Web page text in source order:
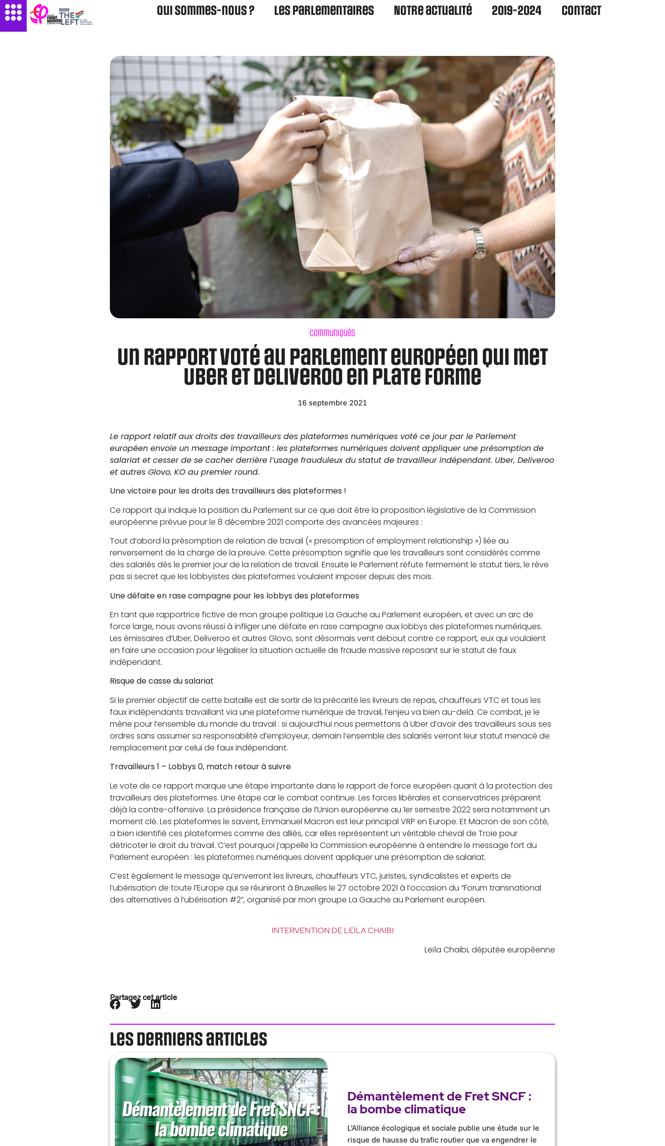
Qui sommes-nous ? Les parlementaires Notre actualité 2019-2024 Contact
Communiqués
Un rapport voté au Parlement européen qui met
Uber et Deliveroo en plate forme
16 septembre 2021
Le rapport relatif aux droits des travailleurs des plateformes numériques voté ce jour par le Parlement
européen envoie un message important : les plateformes numériques doivent appliquer une présomption de
salariat et cesser de se cacher derrière l’usage frauduleux du statut de travailleur indépendant. Uber, Deliveroo
et autres Glovo, KO au premier round.
Une victoire pour les droits des travailleurs des plateformes !
Ce rapport qui indique la position du Parlement sur ce que doit être la proposition législative de la Commission
européenne prévue pour le 8 décembre 2021 comporte des avancées majeures :
Tout d’abord la présomption de relation de travail (« presomption of employment relationship ») liée au
renversement de la charge de la preuve. Cette présomption signifie que les travailleurs sont considérés comme
des salariés dès le premier jour de la relation de travail. Ensuite le Parlement réfute fermement le statut tiers, le rêve
pas si secret que les lobbyistes des plateformes voulaient imposer depuis des mois.
Une défaite en rase campagne pour les lobbys des plateformes
En tant que rapportrice fictive de mon groupe politique La Gauche au Parlement européen, et avec un arc de
force large, nous avons réussi à infliger une défaite en rase campagne aux lobbys des plateformes numériques.
Les émissaires d’Uber, Deliveroo et autres Glovo, sont désormais vent debout contre ce rapport, eux qui voulaient
en faire une occasion pour légaliser la situation actuelle de fraude massive reposant sur le statut de faux
indépendant.
Risque de casse du salariat
Si le premier objectif de cette bataille est de sortir de la précarité les livreurs de repas, chauffeurs VTC et tous les
faux indépendants travaillant via une plateforme numérique de travail, l’enjeu va bien au-delà. Ce combat, je le
mène pour l’ensemble du monde du travail : si aujourd’hui nous permettons à Uber d’avoir des travailleurs sous ses
ordres sans assumer sa responsabilité d’employeur, demain l’ensemble des salariés verront leur statut menacé de
remplacement par celui de faux indépendant.
Travailleurs 1 – Lobbys 0, match retour à suivre
Le vote de ce rapport marque une étape importante dans le rapport de force européen quant à la protection des
travailleurs des plateformes. Une étape car le combat continue. Les forces libérales et conservatrices préparent
déjà la contre-offensive. La présidence française de l’Union européenne au 1er semestre 2022 sera notamment un
moment clé. Les plateformes le savent, Emmanuel Macron est leur principal VRP en Europe. Et Macron de son côté,
a bien identifié ces plateformes comme des alliés, car elles représentent un véritable cheval de Troie pour
détricoter le droit du travail. C’est pourquoi j’appelle la Commission européenne à entendre le message fort du
Parlement européen : les plateformes numériques doivent appliquer une présomption de salariat.
C’est également le message qu’enverront les livreurs, chauffeurs VTC, juristes, syndicalistes et experts de
l’ubérisation de toute l’Europe qui se réuniront à Bruxelles le 27 octobre 2021 à l’occasion du “Forum transnational
des alternatives à l’ubérisation #2”, organisé par mon groupe La Gauche au Parlement européen.
INTERVENTION DE LEÏLA CHAIBI
Leïla Chaibi, députée européenne
Partagez cet article
Les derniers articles
Démantèlement de Fret SNCF :
la bombe climatique
L’Alliance écologique et sociale publie une étude sur le
risque de hausse du trafic routier que va engendrer le